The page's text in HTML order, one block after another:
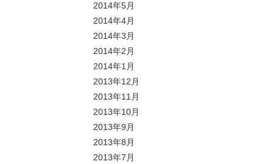
2014年5月
2014年4月
2014年3月
2014年2月
2014年1月
2013年12月
2013年11月
2013年10月
2013年9月
2013年8月
2013年7月